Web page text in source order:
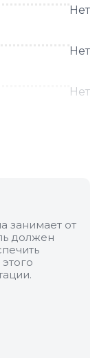
Нет
Нет
Нет
занимает от
должен